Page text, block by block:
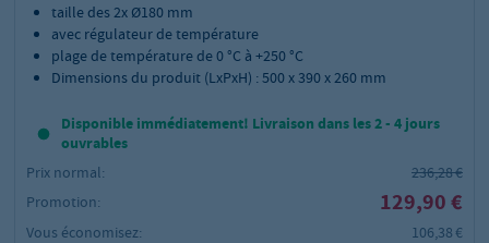
taille des 2x Ø180 mm
avec régulateur de température
plage de température de 0 °C à +250 °C
Dimensions du produit (LxPxH) : 500 x 390 x 260 mm
Disponible immédiatement! Livraison dans les 2 - 4 jours
ouvrables
Prix normal:
236,28 €
Promotion:
129,90 €
Vous économisez: 106,38 €